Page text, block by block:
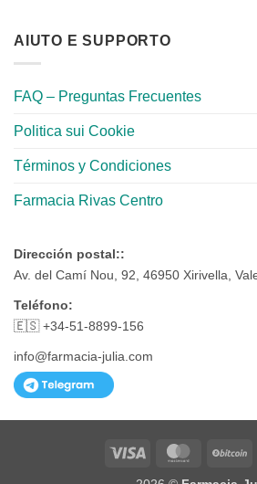
AIUTO E SUPPORTO
FAQ – Preguntas Frecuentes
Politica sui Cookie
Términos y Condiciones
Farmacia Rivas Centro
Dirección postal::
Av. del Camí Nou, 92, 46950 Xirivella,
Teléfono:
🇪🇸 +34-51-8899-156
info@farmacia-julia.com
Visa MasterCard